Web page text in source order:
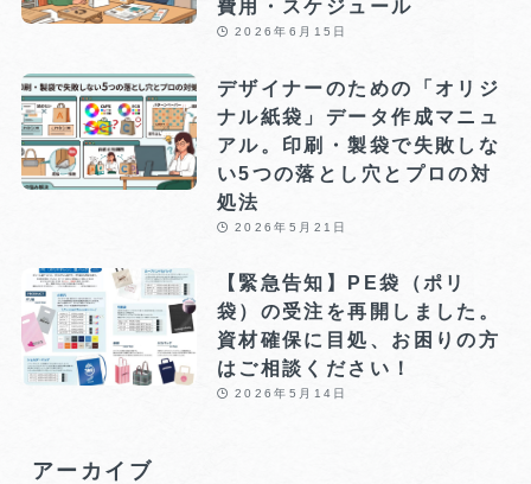
費用・スケジュール
2026年6月15日
デザイナーのための「オリジ
ナル紙袋」データ作成マニュ
アル。印刷・製袋で失敗しな
い5つの落とし穴とプロの対
処法
2026年5月21日
【緊急告知】PE袋（ポリ
袋）の受注を再開しました。
資材確保に目処、お困りの方
はご相談ください！
2026年5月14日
アーカイブ